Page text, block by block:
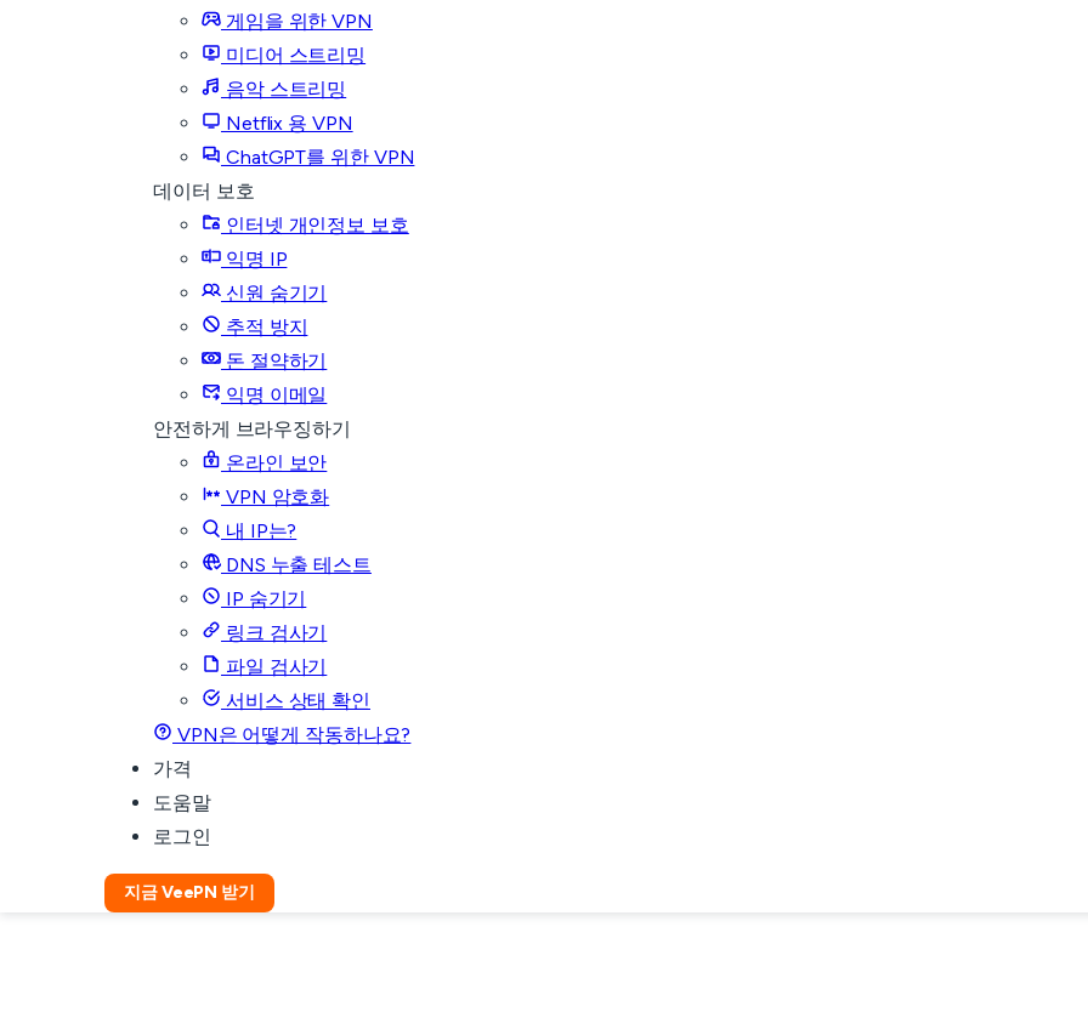
게임을 위한 VPN
미디어 스트리밍
음악 스트리밍
Netflix 용 VPN
ChatGPT를 위한 VPN
데이터 보호
인터넷 개인정보 보호
익명 IP
신원 숨기기
추적 방지
돈 절약하기
익명 이메일
안전하게 브라우징하기
온라인 보안
VPN 암호화
내 IP는?
DNS 누출 테스트
IP 숨기기
링크 검사기
파일 검사기
서비스 상태 확인
VPN은 어떻게 작동하나요?
가격
도움말
로그인
지금 VeePN 받기